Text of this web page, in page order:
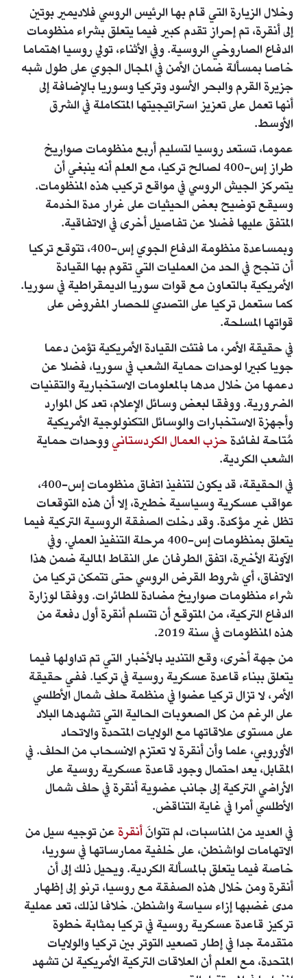
وخلال الزيارة التي قام بها الرئيس الروسي فلاديمير بوتين
إلى أنقرة، تم إحراز تقدم كبير فيما يتعلق بشراء منظومات
الدفاع الصاروخي الروسية. وفي الأثناء، تولي روسيا اهتماما
خاصا بمسألة ضمان الأمن في المجال الجوي على طول شبه
جزيرة القرم والبحر الأسود وتركيا وسوريا بالإضافة إلى
أنها تعمل على تعزيز استراتيجيتها المتكاملة في الشرق
الأوسط.
عموما، تستعد روسيا لتسليم أربع منظومات صواريخ
طراز إس-400 لصالح تركيا، مع العلم أنه ينبغي أن
يتمركز الجيش الروسي في مواقع تركيب هذه المنظومات.
وسيقع توضيح بعض الحيثيات على غرار مدة الخدمة
المتفق عليها فضلا عن تفاصيل أخرى في الاتفاقية.
وبمساعدة منظومة الدفاع الجوي إس-400، تتوقع تركيا
أن تنجح في الحد من العمليات التي تقوم بها القيادة
الأمريكية بالتعاون مع قوات سوريا الديمقراطية في سوريا.
كما ستعمل تركيا على التصدي للحصار المفروض على
قواتها المسلحة.
في حقيقة الأمر، ما فتئت القيادة الأمريكية تؤمن دعما
جويا كبيرا لوحدات حماية الشعب في سوريا، فضلا عن
دعمها من خلال مدها بالمعلومات الاستخبارية والتقنيات
الضرورية. ووفقا لبعض وسائل الإعلام، تعد كل الموارد
وأجهزة الاستخبارات والوسائل التكنولوجية الأمريكية
مُتاحة لفائدةحزب العمال الكردستانيووحدات حماية
الشعب الكردية.
في الحقيقة، قد يكون لتنفيذ اتفاق منظومات إس-400،
عواقب عسكرية وسياسية خطيرة، إلا أن هذه التوقعات
تظل غير مؤكدة. وقد دخلت الصفقة الروسية التركية فيما
يتعلق بمنظومات إس-400 مرحلة التنفيذ العملي. وفي
الآونة الأخيرة، اتفق الطرفان على النقاط المالية ضمن هذا
الاتفاق، أي شروط القرض الروسي حتى تتمكن تركيا من
شراء منظومات صواريخ مضادة للطائرات. ووفقا لوزارة
الدفاع التركية، من المتوقع أن تتسلم أنقرة أول دفعة من
هذه المنظومات في سنة 2019.
من جهة أخرى، وقع التنديد بالأخبار التي تم تداولها فيما
يتعلق ببناء قاعدة عسكرية روسية في تركيا. ففي حقيقة
الأمر، لا تزال تركيا عضوا في منظمة حلف شمال الأطلسي
على الرغم من كل الصعوبات الحالية التي تشهدها البلاد
على مستوى علاقاتها مع الولايات المتحدة والاتحاد
الأوروبي، علما وأن أنقرة لا تعتزم الانسحاب من الحلف. في
المقابل، يعد احتمال وجود قاعدة عسكرية روسية على
الأراضي التركية إلى جانب عضوية أنقرة في حلف شمال
الأطلسي أمرا في غاية التناقض.
في العديد من المناسبات، لم تتوانَأنقرةعن توجيه سيل من
الاتهامات لواشنطن، على خلفية ممارساتها في سوريا،
خاصة فيما يتعلق بالمسألة الكردية. ويحيل ذلك إلى أن
أنقرة ومن خلال هذه الصفقة مع روسيا، ترنو إلى إظهار
مدى غضبها إزاء سياسة واشنطن. خلافا لذلك، تعد عملية
تركيز قاعدة عسكرية روسية في تركيا بمثابة خطوة
متقدمة جدا في إطار تصعيد التوتر بين تركيا والولايات
المتحدة، مع العلم أن العلاقات التركية الأمريكية لن تشهد